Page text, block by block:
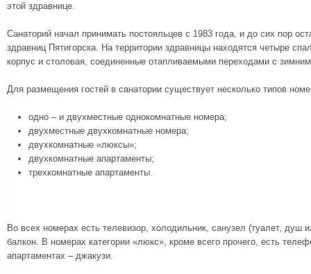
этой здравнице.
Санаторий начал принимать постояльцев с 1983 года, и до сих пор
здравниц Пятигорска. На территории здравницы находятся четыре
корпус и столовая, соединенные отапливаемыми переходами с
Для размещения гостей в санатории существует несколько типов
одно – и двухместные однокомнатные номера;
двухместные двухкомнатные номера;
двухкомнатные «люксы»;
двухкомнатные апартаменты;
трехкомнатные апартаменты.
Во всех номерах есть телевизор, холодильник, санузел (туалет, душ
балкон. В номерах категории «люкс», кроме всего прочего, есть
апартаментах – джакузи.